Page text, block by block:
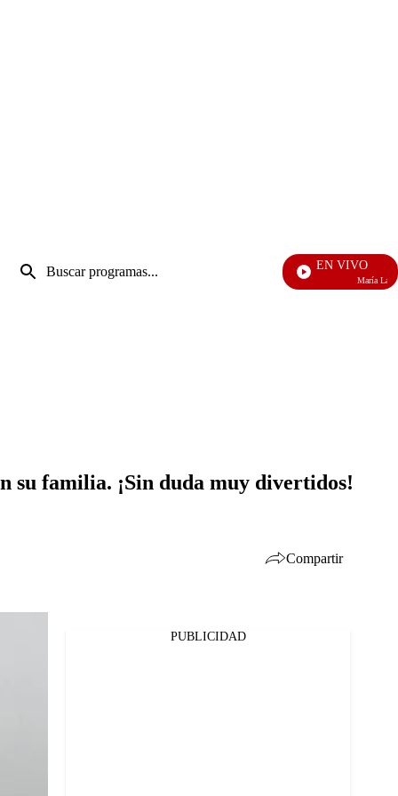
Entrada
de
EN VIVO
María La Del
su familia. ¡Sin duda muy divertidos!
Compartir
PUBLICIDAD